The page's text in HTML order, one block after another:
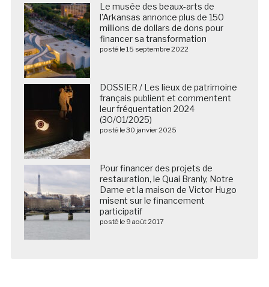
Le musée des beaux-arts de
l’Arkansas annonce plus de 150
millions de dollars de dons pour
financer sa transformation
posté le 15 septembre 2022
DOSSIER / Les lieux de patrimoine
français publient et commentent
leur fréquentation 2024
(30/01/2025)
posté le 30 janvier 2025
Pour financer des projets de
restauration, le Quai Branly, Notre
Dame et la maison de Victor Hugo
misent sur le financement
participatif
posté le 9 août 2017